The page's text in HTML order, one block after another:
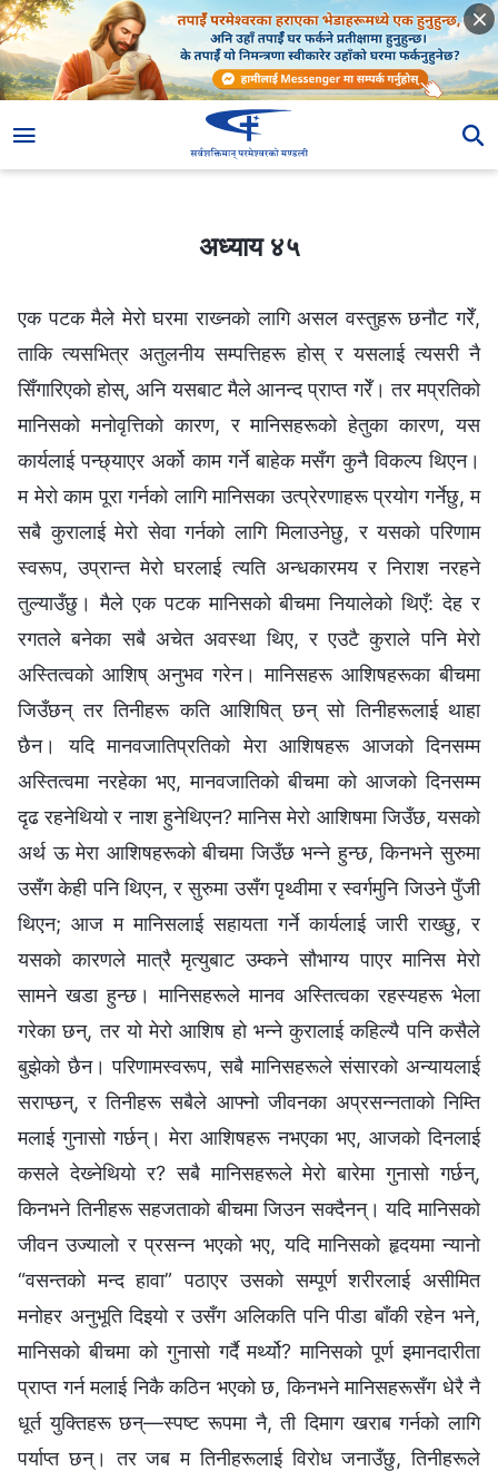
अध्याय ४५
एक पटक मैले मेरो घरमा राख्‍नको लागि असल वस्तुहरू छनौट गरेँ,
ताकि त्यसभित्र अतुलनीय सम्पत्तिहरू होस् र यसलाई त्यसरी नै
सिँगारिएको होस्, अनि यसबाट मैले आनन्द प्राप्त गरेँ। तर मप्रतिको
मानिसको मनोवृत्तिको कारण, र मानिसहरूको हेतुका कारण, यस
कार्यलाई पन्छ्याएर अर्को काम गर्ने बाहेक मसँग कुनै विकल्‍प थिएन।
म मेरो काम पूरा गर्नको लागि मानिसका उत्प्रेरणाहरू प्रयोग गर्नेछु, म
सबै कुरालाई मेरो सेवा गर्नको लागि मिलाउनेछु, र यसको परिणाम
स्वरूप, उप्रान्त मेरो घरलाई त्यति अन्धकारमय र निराश नरहने
तुल्याउँछु। मैले एक पटक मानिसको बीचमा नियालेको थिएँ: देह र
रगतले बनेका सबै अचेत अवस्था थिए, र एउटै कुराले पनि मेरो
अस्तित्वको आशिष् अनुभव गरेन। मानिसहरू आशिषहरूका बीचमा
जिउँछन् तर तिनीहरू कति आशिषित् छन् सो तिनीहरूलाई थाहा
छैन। यदि मानवजातिप्रतिको मेरा आशिषहरू आजको दिनसम्‍म
अस्तित्वमा नरहेका भए, मानवजातिको बीचमा को आजको दिनसम्‍म
दृढ रहनेथियो र नाश हुनेथिएन? मानिस मेरो आशिषमा जिउँछ, यसको
अर्थ ऊ मेरा आशिषहरूको बीचमा जिउँछ भन्‍ने हुन्छ, किनभने सुरुमा
उसँग केही पनि थिएन, र सुरुमा उसँग पृथ्वीमा र स्वर्गमुनि जिउने पुँजी
थिएन; आज म मानिसलाई सहायता गर्ने कार्यलाई जारी राख्छु, र
यसको कारणले मात्रै मृत्युबाट उम्कने सौभाग्य पाएर मानिस मेरो
सामने खडा हुन्छ। मानिसहरूले मानव अस्तित्वका रहस्यहरू भेला
गरेका छन्, तर यो मेरो आशिष हो भन्‍ने कुरालाई कहिल्यै पनि कसैले
बुझेको छैन। परिणामस्वरूप, सबै मानिसहरूले संसारको अन्यायलाई
सराप्छन्, र तिनीहरू सबैले आफ्‍नो जीवनका अप्रसन्नताको निम्ति
मलाई गुनासो गर्छन्। मेरा आशिषहरू नभएका भए, आजको दिनलाई
कसले देख्‍नेथियो र? सबै मानिसहरूले मेरो बारेमा गुनासो गर्छन्,
किनभने तिनीहरू सहजताको बीचमा जिउन सक्दैनन्। यदि मानिसको
जीवन उज्यालो र प्रसन्‍न भएको भए, यदि मानिसको हृदयमा न्यानो
“वसन्तको मन्द हावा” पठाएर उसको सम्पूर्ण शरीरलाई असीमित
मनोहर अनुभूति दिइयो र उसँग अलिकति पनि पीडा बाँकी रहेन भने,
मानिसको बीचमा को गुनासो गर्दै मर्थ्यो? मानिसको पूर्ण इमानदारीता
प्राप्त गर्न मलाई निकै कठिन भएको छ, किनभने मानिसहरूसँग धेरै नै
धूर्त युक्तिहरू छन्—स्पष्ट रूपमा नै, ती दिमाग खराब गर्नको लागि
पर्याप्त छन्। तर जब म तिनीहरूलाई विरोध जनाउँछु, तिनीहरूले